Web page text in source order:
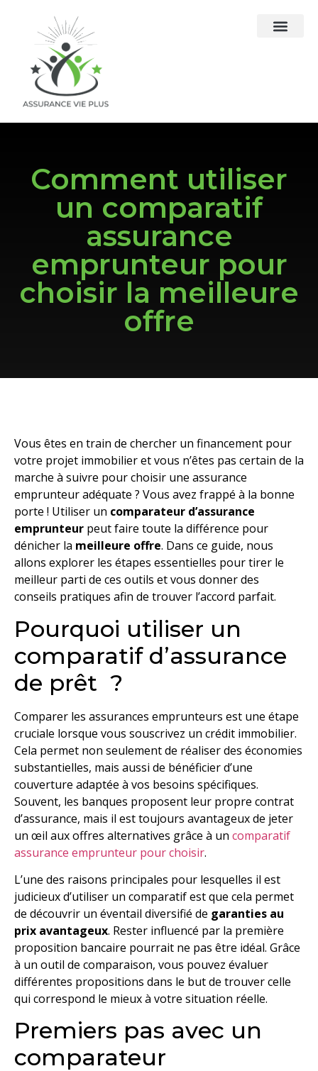
Comment utiliser
un comparatif
assurance
emprunteur pour
choisir la meilleure
offre
Vous êtes en train de chercher un financement pour
votre projet immobilier et vous n’êtes pas certain de la
marche à suivre pour choisir une assurance
emprunteur adéquate ? Vous avez frappé à la bonne
porte ! Utiliser un comparateur d’assurance
emprunteur peut faire toute la différence pour
dénicher la meilleure offre. Dans ce guide, nous
allons explorer les étapes essentielles pour tirer le
meilleur parti de ces outils et vous donner des
conseils pratiques afin de trouver l’accord parfait.
Pourquoi utiliser un
comparatif d’assurance
de prêt ?
Comparer les assurances emprunteurs est une étape
cruciale lorsque vous souscrivez un crédit immobilier.
Cela permet non seulement de réaliser des économies
substantielles, mais aussi de bénéficier d’une
couverture adaptée à vos besoins spécifiques.
Souvent, les banques proposent leur propre contrat
d’assurance, mais il est toujours avantageux de jeter
un œil aux offres alternatives grâce à un comparatif
assurance emprunteur pour choisir.
L’une des raisons principales pour lesquelles il est
judicieux d’utiliser un comparatif est que cela permet
de découvrir un éventail diversifié de garanties au
prix avantageux. Rester influencé par la première
proposition bancaire pourrait ne pas être idéal. Grâce
à un outil de comparaison, vous pouvez évaluer
différentes propositions dans le but de trouver celle
qui correspond le mieux à votre situation réelle.
Premiers pas avec un
comparateur